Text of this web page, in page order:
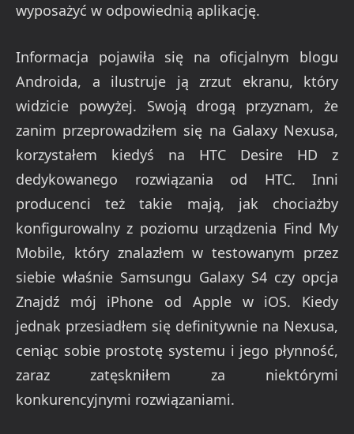
wyposażyć w odpowiednią aplikację.
Informacja pojawiła się na oficjalnym blogu
Androida, a ilustruje ją zrzut ekranu, który
widzicie powyżej. Swoją drogą przyznam, że
zanim przeprowadziłem się na Galaxy Nexusa,
korzystałem kiedyś na HTC Desire HD z
dedykowanego rozwiązania od HTC. Inni
producenci też takie mają, jak chociażby
konfigurowalny z poziomu urządzenia Find My
Mobile, który znalazłem w testowanym przez
siebie właśnie Samsungu Galaxy S4 czy opcja
Znajdź mój iPhone od Apple w iOS. Kiedy
jednak przesiadłem się definitywnie na Nexusa,
ceniąc sobie prostotę systemu i jego płynność,
zaraz zatęskniłem za niektórymi
konkurencyjnymi rozwiązaniami.